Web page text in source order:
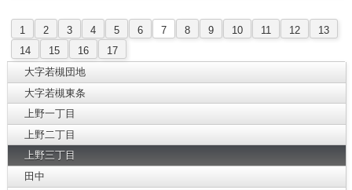
1 2 3 4 5 6 7 8 9 10 11 12
13
14
15 16
17
大字若槻団地
大字若槻東条
上野一丁目
上野二丁目
上野三丁目
田中